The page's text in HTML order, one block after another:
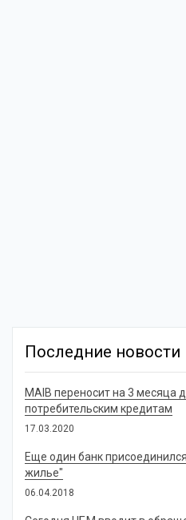
Последние новости
MAIB переносит на 3 месяца
потребительским кредитам
17.03.2020
Еще один банк
жилье"
06.04.2018